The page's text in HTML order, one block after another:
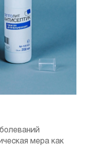
мера как